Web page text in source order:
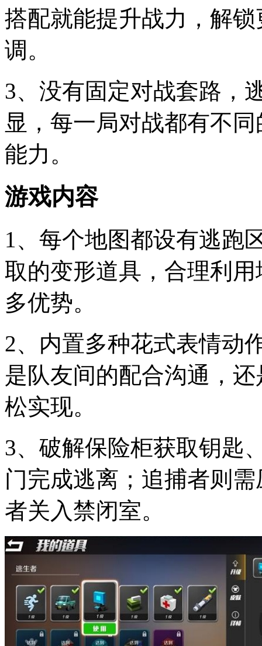
搭配就能提升战力，解
调。
3、没有固定对战套路，
显，每一局对战都有不
能力。
游戏内容
1、每个地图都设有逃跑
取的变形道具，合理利
多优势。
2、内置多种花式表情动
是队友间的配合沟通，
松实现。
3、破解保险柜获取钥匙
门完成逃离；追捕者则
者关入禁闭室。